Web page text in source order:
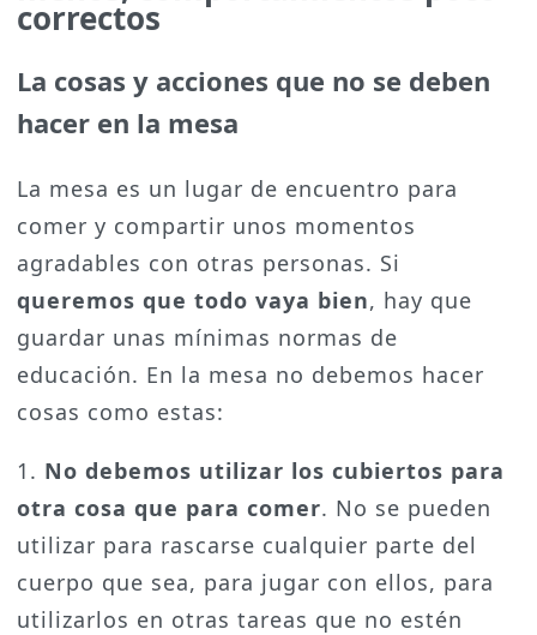
correctos
La cosas y acciones que no se deben
hacer en la mesa
La mesa es un lugar de encuentro para
comer y compartir unos momentos
agradables con otras personas. Si
queremos que todo vaya bien, hay que
guardar unas mínimas normas de
educación. En la mesa no debemos hacer
cosas como estas:
1. No debemos utilizar los cubiertos para
otra cosa que para comer. No se pueden
utilizar para rascarse cualquier parte del
cuerpo que sea, para jugar con ellos, para
utilizarlos en otras tareas que no estén